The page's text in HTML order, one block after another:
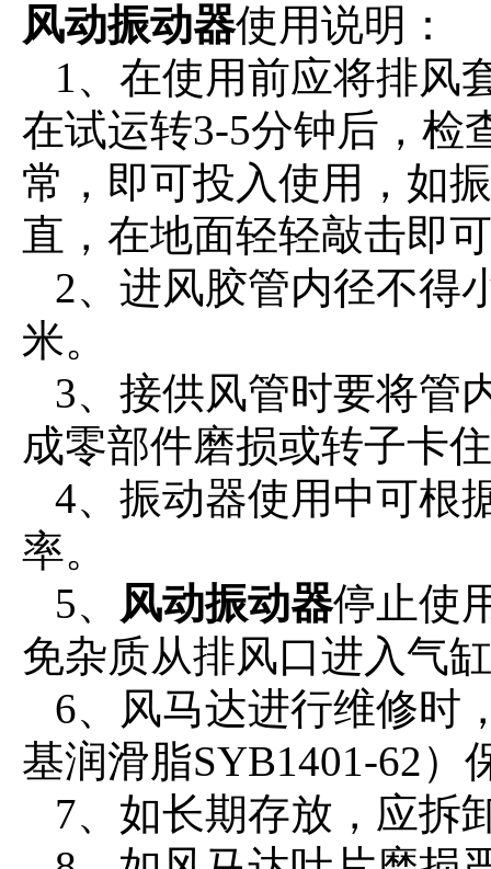
风动振动器使用说明：
1、在使用前应将排风
在试运转3-5分钟后，检
常，即可投入使用，如
直，在地面轻轻敲击即
2、进风胶管内径不得
米。
3、接供风管时要将管
成零部件磨损或转子卡
4、振动器使用中可根
率。
5、 风动振动器停止使
免杂质从排风口进入气
6、风马达进行维修时
基润滑脂SYB1401-62）
7、如长期存放，应拆